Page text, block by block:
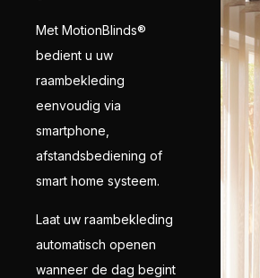
Met MotionBlinds®
bedient u uw
raambekleding
eenvoudig via
smartphone,
afstandsbediening of
smart home systeem.
Laat uw raambekleding
automatisch openen
wanneer de dag begint